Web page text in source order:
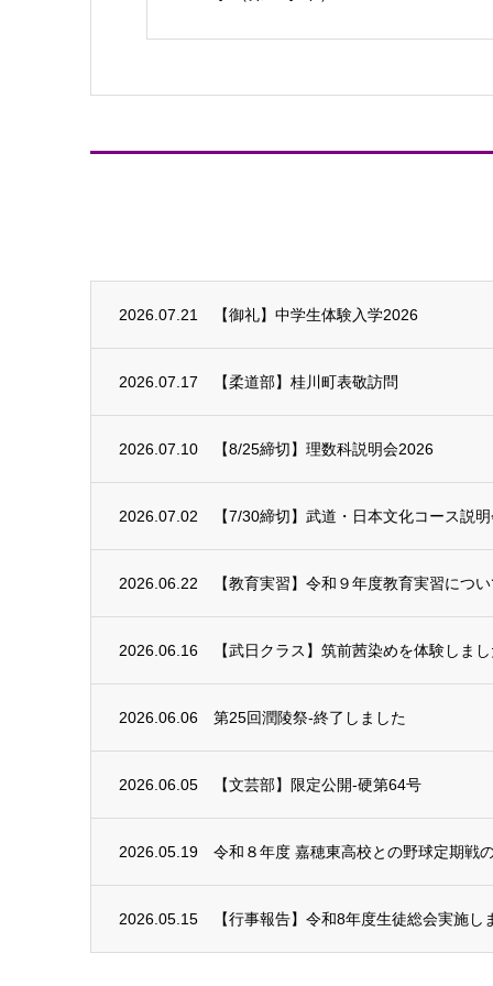
2026.07.21 【御礼】中学生体験入学2026
2026.07.17 【柔道部】桂川町表敬訪問
2026.07.10 【8/25締切】理数科説明会2026
2026.07.02 【7/30締切】武道・日本文化コース説
2026.06.22 【教育実習】令和９年度教育実習につ
2026.06.16 【武日クラス】筑前茜染めを体験しま
2026.06.06 第25回潤陵祭-終了しました
2026.06.05 【文芸部】限定公開-硬第64号
2026.05.19 令和８年度 嘉穂東高校との野球定期戦
2026.05.15 【行事報告】令和8年度生徒総会実施し